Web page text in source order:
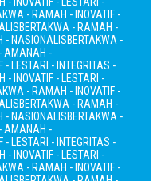
- RAMAH - INOVATIF -
BERTAKWA - RAMAH -
- NASIONALISBERTAKWA -
AMANAH -
- LESTARI - INTEGRITAS -
- INOVATIF - LESTARI -
- RAMAH - INOVATIF -
BERTAKWA - RAMAH -
- NASIONALISBERTAKWA -
AMANAH -
- LESTARI - INTEGRITAS -
- INOVATIF - LESTARI -
- RAMAH - INOVATIF -